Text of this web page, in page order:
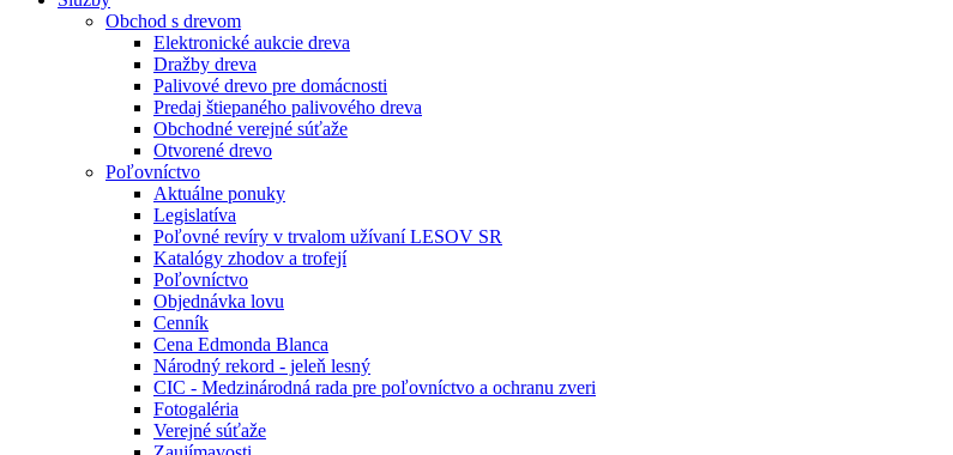
Obchod s drevom
Elektronické aukcie dreva
Dražby dreva
Palivové drevo pre domácnosti
Predaj štiepaného palivového dreva
Obchodné verejné súťaže
Otvorené drevo
Poľovníctvo
Aktuálne ponuky
Legislatíva
Poľovné revíry v trvalom užívaní LESOV SR
Katalógy zhodov a trofejí
Poľovníctvo
Objednávka lovu
Cenník
Cena Edmonda Blanca
Národný rekord - jeleň lesný
CIC - Medzinárodná rada pre poľovníctvo a ochranu zveri
Fotogaléria
Verejné súťaže